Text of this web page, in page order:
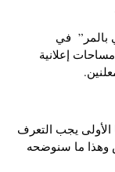
في
إعلانية
يجب التعرف
ما سنوضحه